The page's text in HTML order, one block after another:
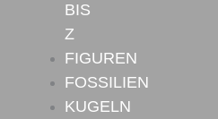
BIS
Z
FIGUREN
FOSSILIEN
KUGELN